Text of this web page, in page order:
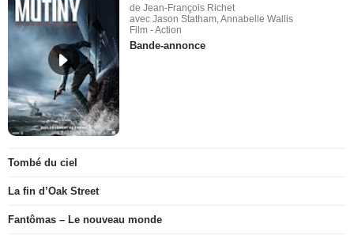
de Jean-François Richet
avec Jason Statham, Annabelle Wallis
Film - Action
Bande-annonce
Tombé du ciel
La fin d’Oak Street
Fantômas – Le nouveau monde